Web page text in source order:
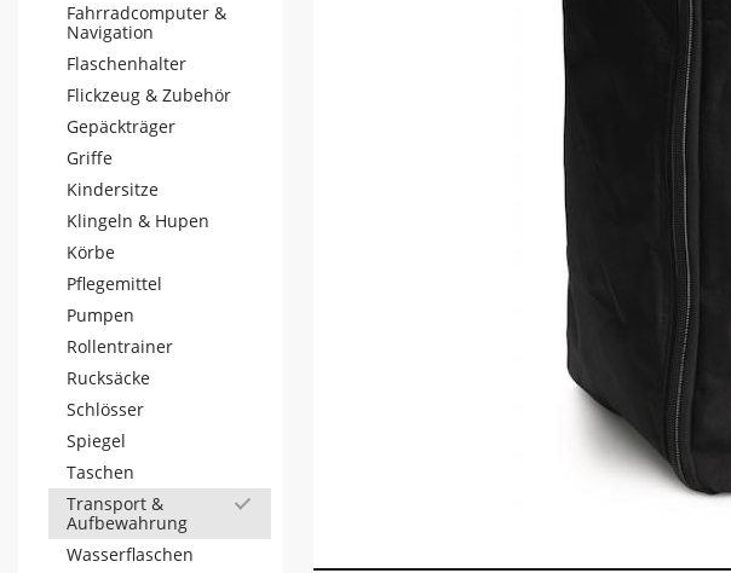
Fahrradcomputer &
Navigation
Flaschenhalter
Flickzeug & Zubehör
Gepäckträger
Griffe
Kindersitze
Klingeln & Hupen
Körbe
Pflegemittel
Pumpen
Rollentrainer
Rucksäcke
Schlösser
Spiegel
Taschen
Transport &
Aufbewahrung
Wasserflaschen